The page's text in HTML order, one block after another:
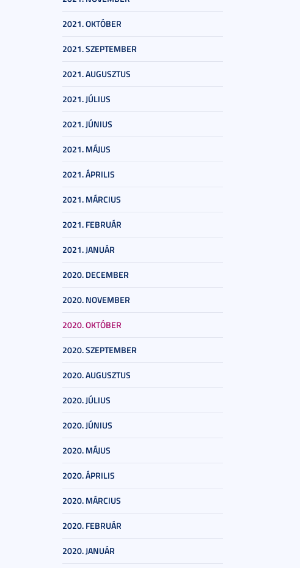
2021. OKTÓBER
2021. SZEPTEMBER
2021. AUGUSZTUS
2021. JÚLIUS
2021. JÚNIUS
2021. MÁJUS
2021. ÁPRILIS
2021. MÁRCIUS
2021. FEBRUÁR
2021. JANUÁR
2020. DECEMBER
2020. NOVEMBER
2020. OKTÓBER
2020. SZEPTEMBER
2020. AUGUSZTUS
2020. JÚLIUS
2020. JÚNIUS
2020. MÁJUS
2020. ÁPRILIS
2020. MÁRCIUS
2020. FEBRUÁR
2020. JANUÁR